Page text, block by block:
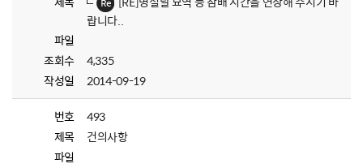
랍니다..
파일
조회수
4,335
작성일
2014-09-19
번호
493
제목
건의사항
파일